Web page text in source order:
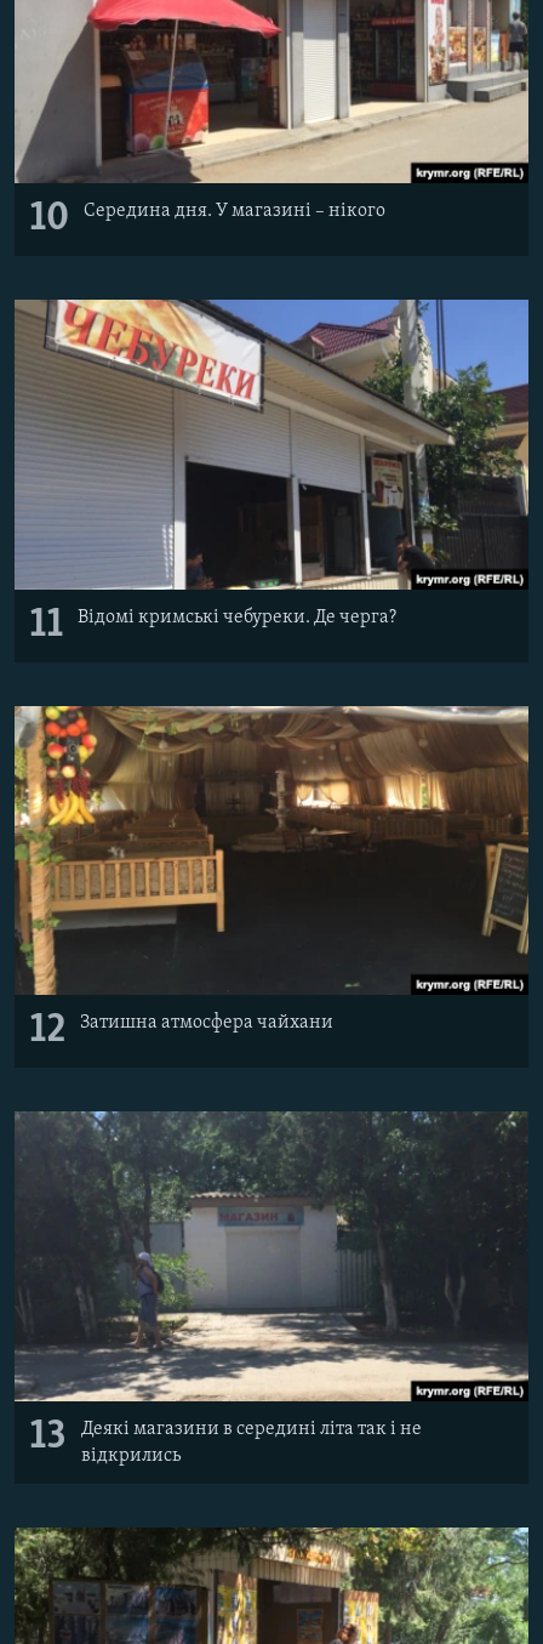
10 Середина дня. У магазині – нікого
11 Відомі кримські чебуреки. Де черга?
12 Затишна атмосфера чайхани
13
Деякі магазини в середині літа так і не
відкрились